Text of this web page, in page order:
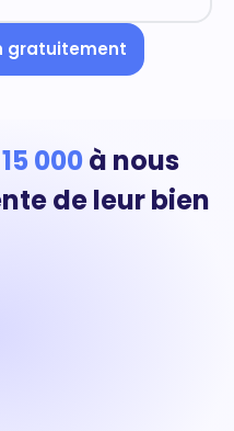
gratuitement
000à nous
de leur bien